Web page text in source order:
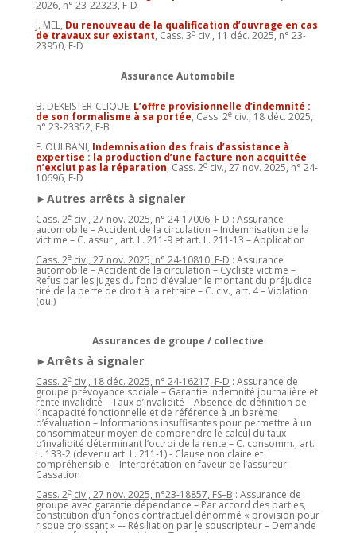
2026, n° 23-22323, F-D
J. MEL, Du renouveau de la qualification d’ouvrage en cas
de travaux sur existant, Cass. 3eciv., 11 déc. 2025, n° 23-
23950, F-D
Assurance Automobile
B. DEKEISTER-CLIQUE, L’offre provisionnelle d’indemnité :
de son formalisme à sa portée, Cass. 2eciv., 18 déc. 2025,
n° 23-23352, F-B
F. OULBANI, Indemnisation des frais d’assistance à
expertise : la production d’une facture non acquittée
n’exclut pas la réparation, Cass. 2eciv., 27 nov. 2025, n° 24-
10696, F-D
►Autres arrêts à signaler
Cass. 2eciv., 27 nov. 2025, n° 24-17006, F-D : Assurance
automobile – Accident de la circulation – Indemnisation de la
victime – C. assur., art. L. 211-9 et art. L. 211-13 – Application
Cass. 2eciv., 27 nov. 2025, n° 24-10810, F-D : Assurance
automobile – Accident de la circulation – Cycliste victime –
Refus par les juges du fond d’évaluer le montant du préjudice
tiré de la perte de droit à la retraite – C. civ., art. 4 – Violation
(oui)
Assurances de groupe / collective
►Arrêts à signaler
Cass. 2eciv., 18 déc. 2025, n° 24-16217, F-D : Assurance de
groupe prévoyance sociale – Garantie indemnité journalière et
rente invalidité – Taux d’invalidité – Absence de définition de
l’incapacité fonctionnelle et de référence à un barème
d’évaluation – Informations insuffisantes pour permettre à un
consommateur moyen de comprendre le calcul du taux
d’invalidité déterminant l’octroi de la rente – C. consomm., art.
L. 133-2 (devenu art. L. 211-1) - Clause non claire et
compréhensible – Interprétation en faveur de l’assureur -
Cassation
Cass. 2eciv., 27 nov. 2025, n°23-18857, FS–B : Assurance de
groupe avec garantie dépendance – Par accord des parties,
constitution d’un fonds contractuel dénommé « provision pour
risque croissant » –- Résiliation par le souscripteur – Demande